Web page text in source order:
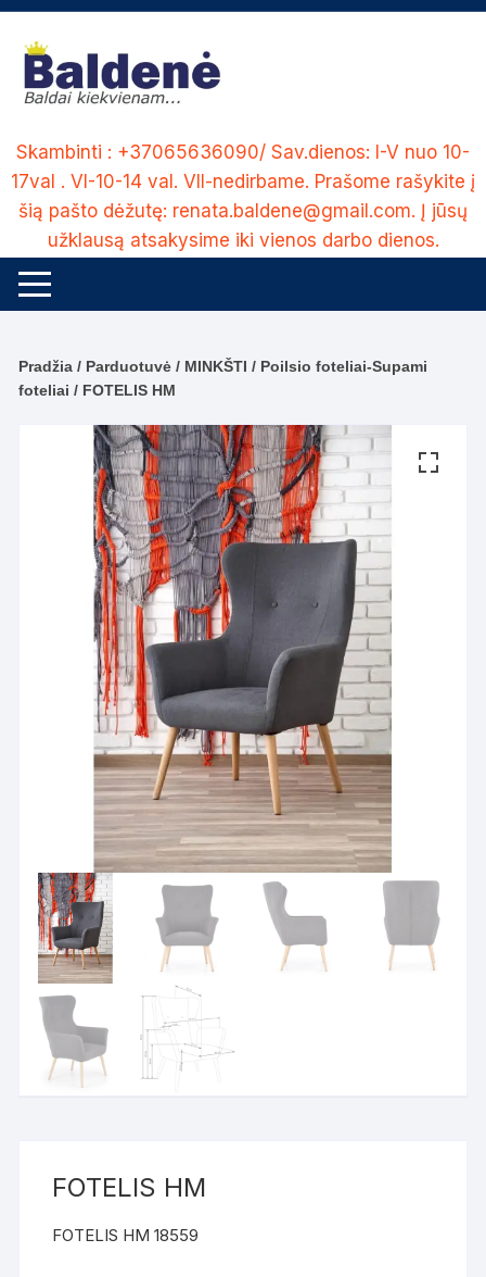
Skip
content
Skambinti : +37065636090/ Sav.dienos: I-V nuo 10-
17val . VI-10-14 val. VII-nedirbame. Prašome rašykite į
šią pašto dėžutę: renata.baldene@gmail.com. Į jūsų
užklausą atsakysime iki vienos darbo dienos.
Pradžia / Parduotuvė / MINKŠTI / Poilsio foteliai-Supami
foteliai / FOTELIS HM
FOTELIS HM
FOTELIS HM 18559